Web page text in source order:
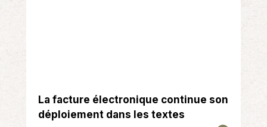
La facture électronique continue son
déploiement dans les textes